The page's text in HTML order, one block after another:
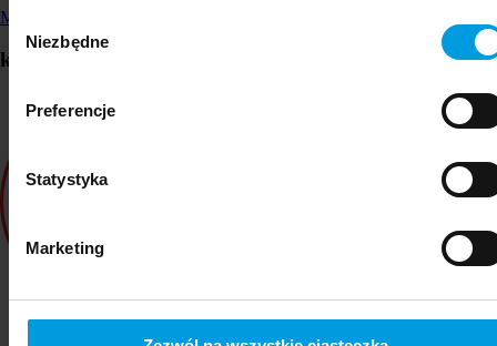
Wybór
zgody
Niezbędne
Preferencje
Statystyka
Marketing
Małgorzata Ciesielska
kanały